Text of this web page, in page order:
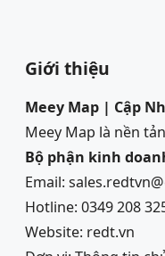
Giới thiệu
Meey Map | Cập
Meey Map là nền
Bộ phận kinh
Email:
Hotline: 0349 208
Website: redt.vn